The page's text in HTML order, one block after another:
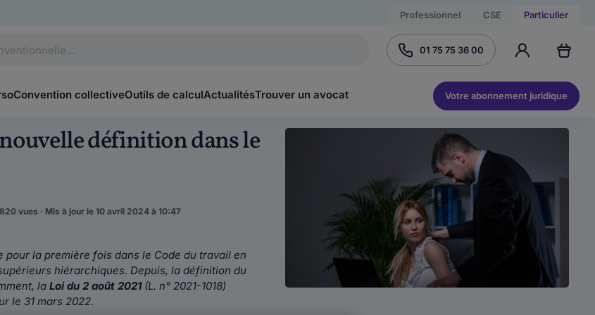
Professionnel CSE Particulier
01 75 75 36 00
Convention collectiveOutils de calculActualitésTrouver un avocat Votre abonnement juridique
définition dans le
vues · Mis à jour le 10 avril 2024 à 10:47
pour la première fois dans le Code du travail en
hiérarchiques. Depuis, la définition du
la Loi du 2 août 2021 (L. n° 2021-1018)
le 31 mars 2022.